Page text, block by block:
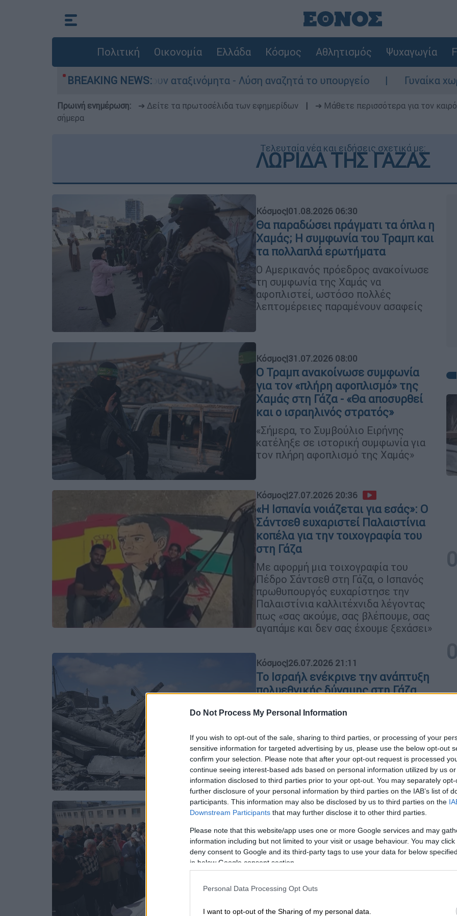
Do Not Process My Personal Information
If you wish to opt-out of the sale, sharing to third parties, or processing of your
sensitive information for targeted advertising by us, please use the below opt-out
confirm your selection. Please note that after your opt-out request is processed
continue seeing interest-based ads based on personal information utilized by us
information disclosed to third parties prior to your opt-out. You may separately
further disclosure of your personal information by third parties on the IAB’s list of
participants. This information may also be disclosed by us to third parties on the
Downstream Participants that may further disclose it to other third parties.
Please note that this website/app uses one or more Google services and may
information including but not limited to your visit or usage behaviour. You may
deny consent to Google and its third-party tags to use your data for below
in below Google consent section.
Personal Data Processing Opt Outs
I want to opt-out of the Sharing of my personal data.
Πολιτική Οικονομία Ελλάδα Κόσμος Αθλητισμός Ψυχαγωγία
BREAKING NEWS:
παραμένουν αταξινόμητα - Λύση αναζητά το υπουργείο Γυναίκα χωρίς τις
Πρωινή ενημέρωση: ➔ Δείτε τα πρωτοσέλιδα των εφημερίδων ➔ Μάθετε περισσότερα για τον
σήμερα
Τελευταία νέα και ειδήσεις σχετικά με:
ΛΩΡΙΔΑ ΤΗΣ ΓΑΖΑΣ
Κόσμος|01.08.2026 06:30
Θα παραδώσει πράγματι τα όπλα η
Χαμάς; Η συμφωνία του Τραμπ και
τα πολλαπλά ερωτήματα
Ο Αμερικανός πρόεδρος ανακοίνωσε
τη συμφωνία της Χαμάς να
αφοπλιστεί, ωστόσο πολλές
λεπτομέρειες παραμένουν ασαφείς
Κόσμος|31.07.2026 08:00
Ο Τραμπ ανακοίνωσε συμφωνία
για τον «πλήρη αφοπλισμό» της
Χαμάς στη Γάζα - «Θα αποσυρθεί
και ο ισραηλινός στρατός»
«Σήμερα, το Συμβούλιο Ειρήνης
κατέληξε σε ιστορική συμφωνία για
τον πλήρη αφοπλισμό της Χαμάς»
Κόσμος|27.07.2026 20:36
«Η Ισπανία νοιάζεται για εσάς»: Ο
Σάντσεθ ευχαριστεί Παλαιστίνια
κοπέλα για την τοιχογραφία του
στη Γάζα
Με αφορμή μια τοιχογραφία του
Πέδρο Σάντσεθ στη Γάζα, ο Ισπανός
πρωθυπουργός ευχαρίστησε την
Παλαιστίνια καλλιτέχνιδα λέγοντας
πως «σας ακούμε, σας βλέπουμε, σας
αγαπάμε και δεν σας έχουμε ξεχάσει»
Κόσμος|26.07.2026 21:11
Το Ισραήλ ενέκρινε την ανάπτυξη
πολυεθνικής δύναμης στη Γάζα,
Τραμπ
Η αποστολή, με την ονομασία
«Διεθνής Δύναμη Σταθεροποίησης»,
θα περιλαμβάνει 200 μέλη από
«φιλικές χώρες»
Γάζα: 12 νεκροί από ισραηλινές
επιθέσεις - «Άκουγα τα παιδιά να
ζητούν βοήθεια αλλά δεν μπόρεσα
Σοκάρουν οι μαρτυρίες των
επιζώντων